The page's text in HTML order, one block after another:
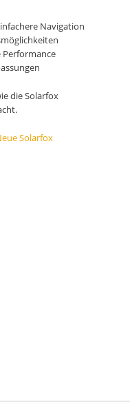
Navigation
die Solarfox
Solarfox